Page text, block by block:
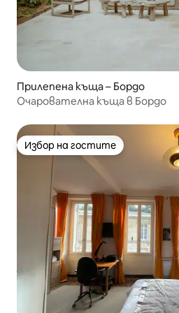
Прилепена къща – Бордо
Очарователна къща в Бордо
Избор на гостите
Избор на гостите